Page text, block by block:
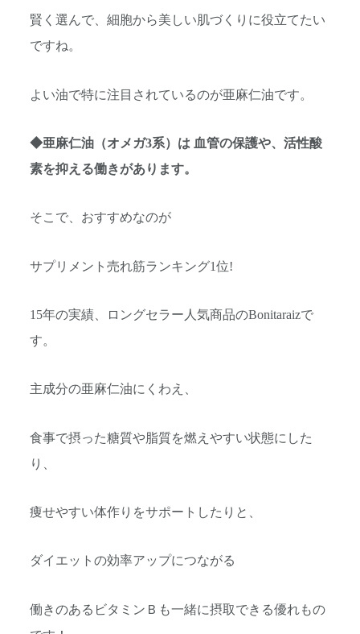
賢く選んで、細胞から美しい肌づくりに役立てたい
ですね。
よい油で特に注目されているのが亜麻仁油です。
◆亜麻仁油（オメガ3系）は 血管の保護や、活性酸
素を抑える働きがあります。
そこで、おすすめなのが
サプリメント売れ筋ランキング1位!
15年の実績、ロングセラー人気商品のBonitaraizで
す。
主成分の亜麻仁油にくわえ、
食事で摂った糖質や脂質を燃えやすい状態にした
り、
痩せやすい体作りをサポートしたりと、
ダイエットの効率アップにつながる
働きのあるビタミンＢも一緒に摂取できる優れもの